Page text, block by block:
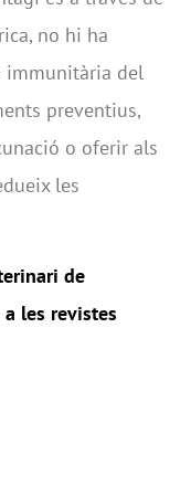
no hi ha
immunitària del
preventius,
o oferir als
les
de
les revistes